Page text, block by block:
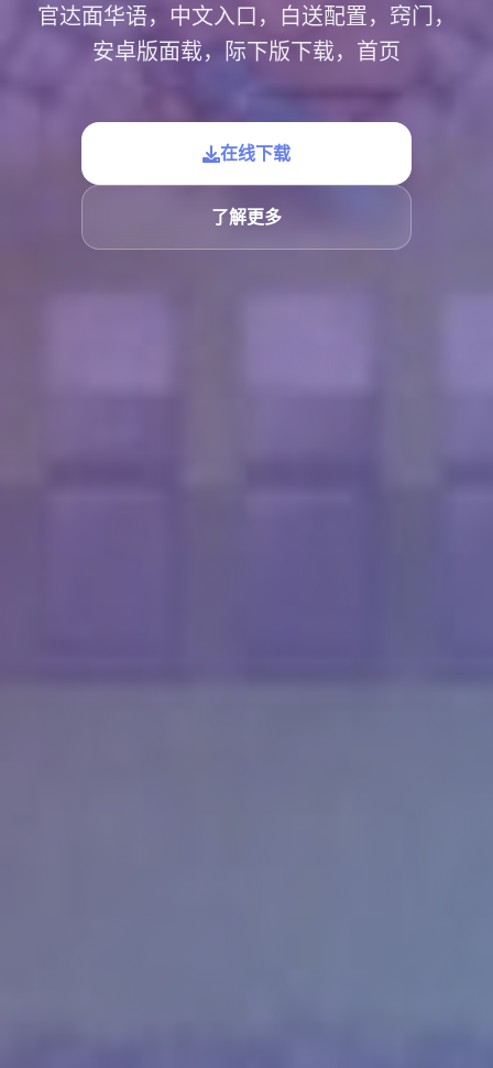
官达面华语，中文入口，白送配置，窍门，
安卓版面载，际下版下载，首页
在线下载
了解更多